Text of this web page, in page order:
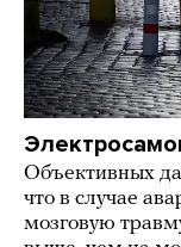
Объективных
что в случае
мозговую